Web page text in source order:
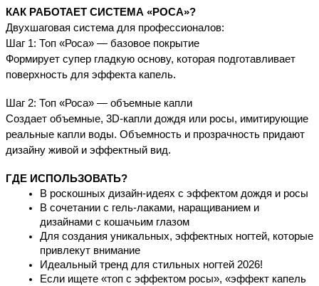
КАК РАБОТАЕТ СИСТЕМА «РОСА»?
Двухшаговая система для профессионалов:
Шаг 1: Топ «Роса» — базовое покрытие
Формирует супер гладкую основу, которая подготавливает
поверхность для эффекта капель.
Шаг 2: Топ «Роса» — объемные капли
Создает объемные, 3D-капли дождя или росы, имитирующие
реальные капли воды. Объемность и прозрачность придают
дизайну живой и эффектный вид.
ГДЕ ИСПОЛЬЗОВАТЬ?
В роскошных дизайн-идеях с эффектом дождя и росы
В сочетании с гель-лаками, наращиванием и
дизайнами с кошачьим глазом
Для создания уникальных, эффектных ногтей, которые
привлекут внимание
Идеальный тренд для стильных ногтей 2026!
Если ищете «топ с эффектом росы», «эффект капель